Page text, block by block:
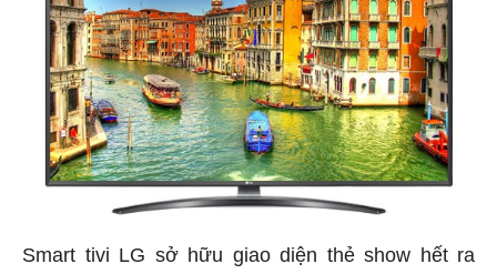
Smart tivi LG sở hữu giao diện thẻ show hết ra